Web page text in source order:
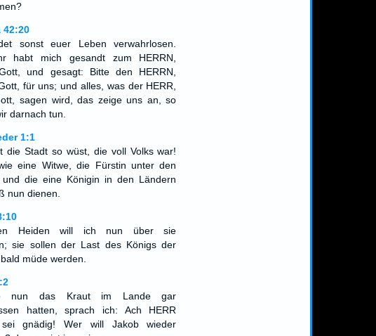
42:20
sonst euer Leben verwahrlosen.
habt mich gesandt zum HERRN,
und gesagt: Bitte den HERRN,
für uns; und alles, was der HERR,
sagen wird, das zeige uns an, so
darnach tun.
1:1
die Stadt so wüst, die voll Volks war!
eine Witwe, die Fürstin unter den
und die eine Königin in den Ländern
nun dienen.
Heiden will ich nun über sie
sie sollen der Last des Königs der
müde werden.
nun das Kraut im Lande gar
hatten, sprach ich: Ach HERR
sei gnädig! Wer will Jakob wieder